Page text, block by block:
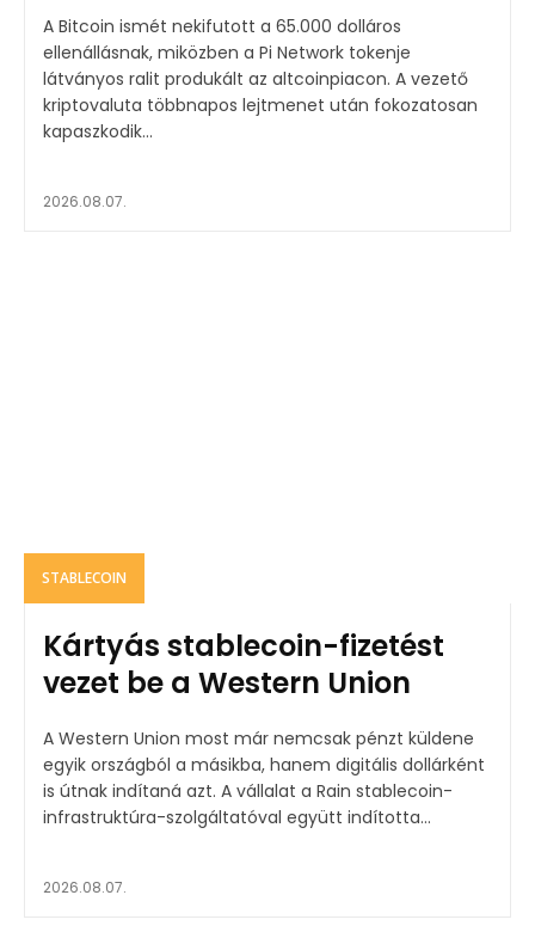
A Bitcoin ismét nekifutott a 65.000 dolláros
ellenállásnak, miközben a Pi Network tokenje
látványos ralit produkált az altcoinpiacon. A vezető
kriptovaluta többnapos lejtmenet után fokozatosan
kapaszkodik...
2026.08.07.
STABLECOIN
Kártyás stablecoin-fizetést
vezet be a Western Union
A Western Union most már nemcsak pénzt küldene
egyik országból a másikba, hanem digitális dollárként
is útnak indítaná azt. A vállalat a Rain stablecoin-
infrastruktúra-szolgáltatóval együtt indította...
2026.08.07.